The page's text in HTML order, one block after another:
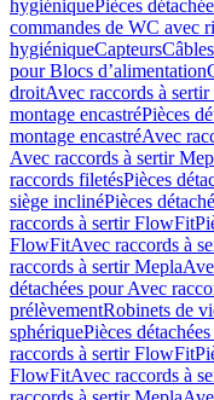
hygiéniquePièces
commandes de WC avec
hygiéniqueCapteursCâbles
pour Blocs d’alimentation
droitAvec raccords à sertir
montage encastréPièces
montage encastréAvec
Avec raccords à sertir
raccords filetésPièces
siège inclinéPièces
raccords à sertir FlowFit
FlowFitAvec raccords à
raccords à sertir Mepla
détachées pour Avec
prélèvementRobinets de
sphériquePièces
raccords à sertir FlowFit
FlowFitAvec raccords à